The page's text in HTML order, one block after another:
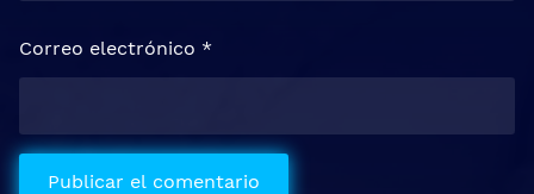
Correo electrónico *